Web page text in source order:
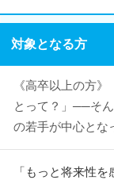
対象となる方
《高卒以上の方
とって？」──そ
の若手が中心とな
「もっと将来性